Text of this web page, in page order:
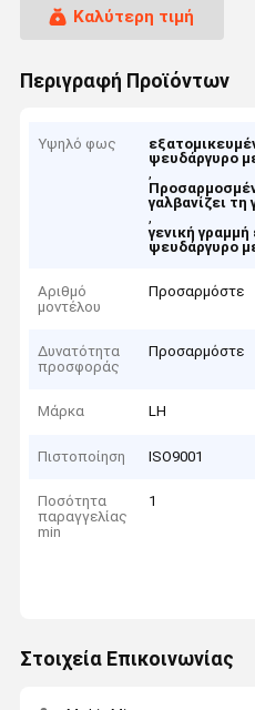
Καλύτερη τιμή
Περιγραφή Προϊόντων
Υψηλό φως
ψευδάργυρο
,
γαλβανίζει τη
,
γενική
ψευδάργυρο
Αριθμό
μοντέλου
Προσαρμόστε
Δυνατότητα
προσφοράς
Προσαρμόστε
Μάρκα LH
Πιστοποίηση ISO9001
Ποσότητα
παραγγελίας
min
1
Στοιχεία Επικοινωνίας